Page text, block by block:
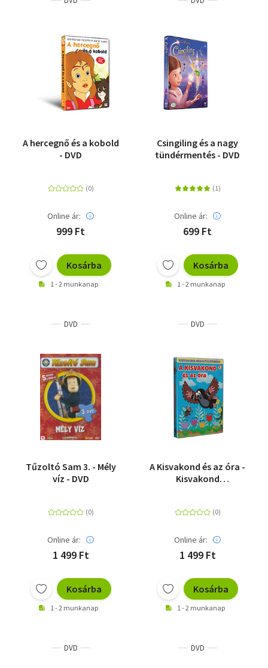
A hercegnő és a kobold
- DVD
Online ár:
999 Ft
Kosárba
1 - 2 munkanap
Csingiling és a nagy
tündérmentés - DVD
Online ár:
699 Ft
Kosárba
1 - 2 munkanap
DVD
Tűzoltó Sam 3. - Mély
víz - DVD
Online ár:
1 499 Ft
Kosárba
1 - 2 munkanap
DVD
A Kisvakond és az óra -
Kisvakond
Online ár:
1 499 Ft
Kosárba
1 - 2 munkanap
DVD DVD